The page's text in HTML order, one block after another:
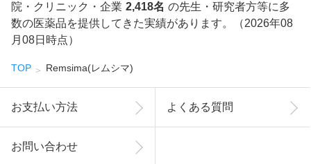
院・クリニック・企業 2,418名 の先生・研究者方等に多
数の医薬品を提供してきた実績があります。（2026年08
月08日時点）
TOP Remsima(レムシマ)
お支払い方法 よくある質問
お問い合わせ